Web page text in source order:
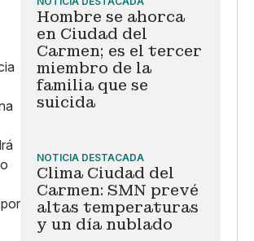
Hombre se ahorca
en Ciudad del
Carmen; es el tercer
miembro de la
familia que se
suicida
NOTICIA DESTACADA
Clima Ciudad del
Carmen: SMN prevé
altas temperaturas
y un día nublado